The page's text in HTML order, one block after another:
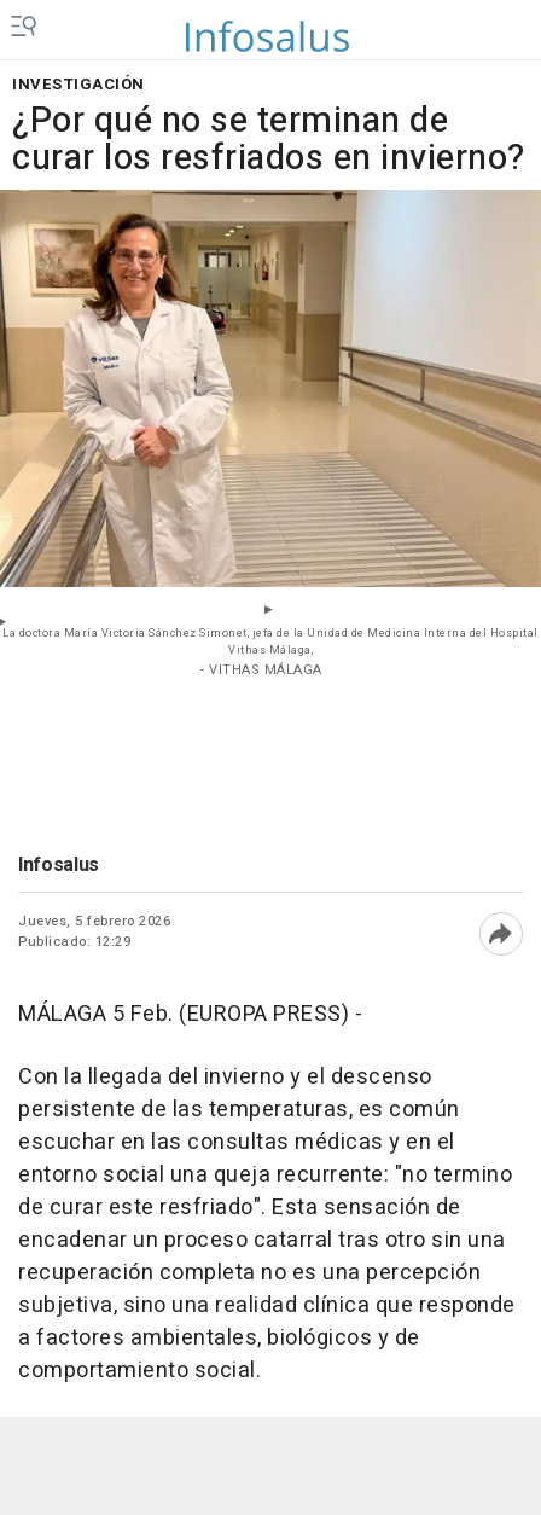
INVESTIGACIÓN
¿Por qué no se terminan de
curar los resfriados en invierno?
La doctora María Victoria Sánchez Simonet, jefa de la Unidad de Medicina Interna del Hospital
Vithas Málaga,
- VITHAS MÁLAGA
Infosalus
Jueves, 5 febrero 2026
Publicado: 12:29
MÁLAGA 5 Feb. (EUROPA PRESS) -
Con la llegada del invierno y el descenso
persistente de las temperaturas, es común
escuchar en las consultas médicas y en el
entorno social una queja recurrente: "no termino
de curar este resfriado". Esta sensación de
encadenar un proceso catarral tras otro sin una
recuperación completa no es una percepción
subjetiva, sino una realidad clínica que responde
a factores ambientales, biológicos y de
comportamiento social.